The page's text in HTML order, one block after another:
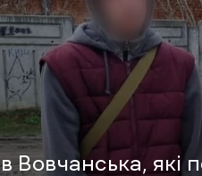
Вовчанська, які